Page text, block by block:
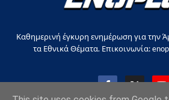
Καθημερινή έγκυρη ενημέρωση για την
τα Εθνικά Θέματα. Επικοινωνία: